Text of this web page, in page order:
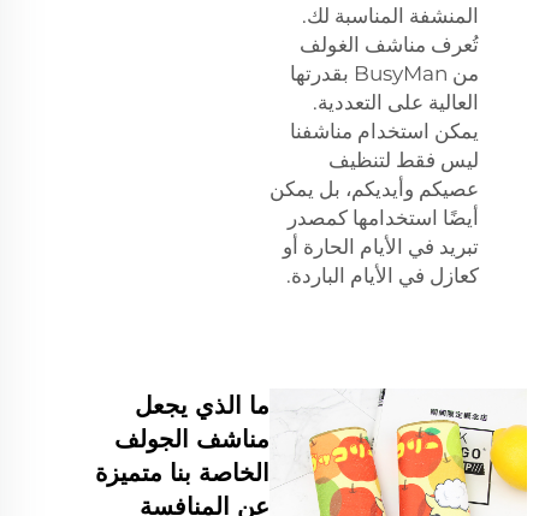
المنشفة المناسبة لك.
تُعرف مناشف الغولف
من BusyMan بقدرتها
العالية على التعددية.
يمكن استخدام مناشفنا
ليس فقط لتنظيف
عصيكم وأيديكم، بل يمكن
أيضًا استخدامها كمصدر
تبريد في الأيام الحارة أو
كعازل في الأيام الباردة.
ما الذي يجعل
مناشف الجولف
الخاصة بنا متميزة
عن المنافسة